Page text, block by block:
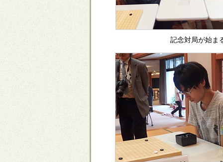
記念対局が始ま